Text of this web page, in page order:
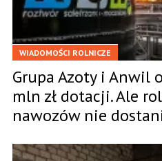
WIADOMOŚCI ROLNICZE
Grupa Azoty i Anwil
mln zł dotacji. Ale
nawozów nie